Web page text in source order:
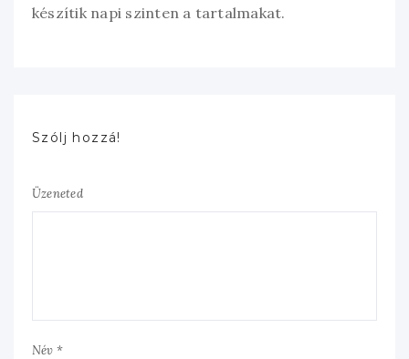
készítik napi szinten a tartalmakat.
Szólj hozzá!
Üzeneted
Név *